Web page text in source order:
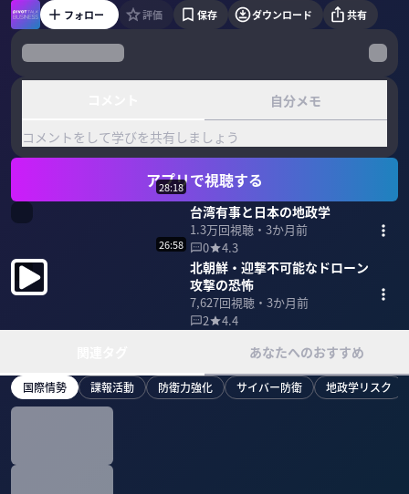
フォロー 評価 保存 ダウンロード 共有
自分メモ
コメントをして学びを共有しましょう
アプリで視聴する
28:18
台湾有事と日本の地政学
1.3万回視聴・ 3か月前
0
4.3
26:58
北朝鮮・迎撃不可能なドローン
攻撃の恐怖
7,627回視聴・ 3か月前
2
4.4
あなたへのおすすめ
国際情勢 諜報活動 防衛力強化 サイバー防衛 地政学リスク